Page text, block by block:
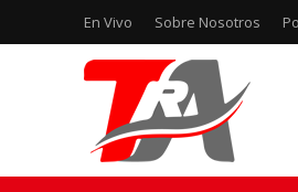
En Vivo Sobre Nosotros